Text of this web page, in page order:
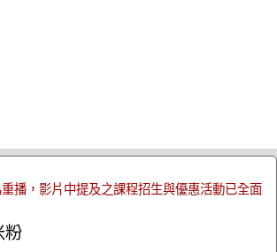
播，影片中提及之課程招生與優惠活動已全面
粉